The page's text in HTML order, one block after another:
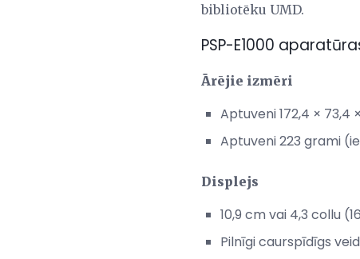
bibliotēku UMD.
PSP-E1000
Ārējie izmēri
Aptuveni 172,4 ×
Aptuveni 223 grami
Displejs
10,9 cm vai 4,3 collu
Pilnīgi caurspīdīgs